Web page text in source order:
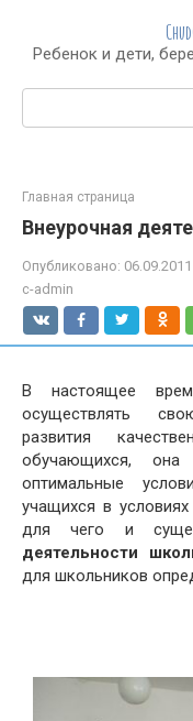
контентуРебенок и дети,
Поиск:
Главная страница
Внеурочная
Опубликовано: 06.09.2011
c-admin
В настоящее
осуществлять
развития
обучающихся,
оптимальные
учащихся в
для чего и
деятельности
для школьников